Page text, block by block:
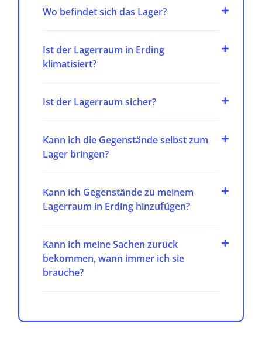
Wo befindet sich das Lager?
Ist der Lagerraum in Erding
klimatisiert?
Ist der Lagerraum sicher?
Kann ich die Gegenstände selbst zum
Lager bringen?
Kann ich Gegenstände zu meinem
Lagerraum in Erding hinzufügen?
Kann ich meine Sachen zurück
bekommen, wann immer ich sie
brauche?